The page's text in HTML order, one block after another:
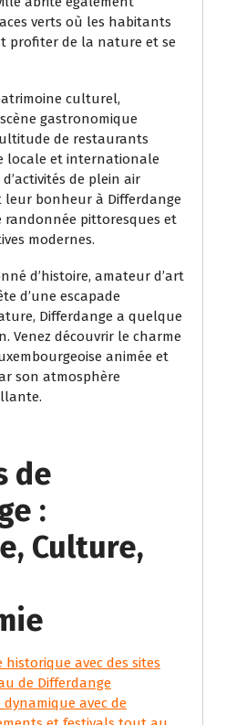
verts où les habitants
profiter de la nature et se
culturel,
gastronomique
de restaurants
locale et internationale
de plein air
bonheur à Differdange
randonnée pittoresques et
modernes.
d’histoire, amateur d’art
d’une escapade
Differdange a quelque
Venez découvrir le charme
animée et
son atmosphère
de
:
Culture,
historique avec des sites
de Differdange
avec de